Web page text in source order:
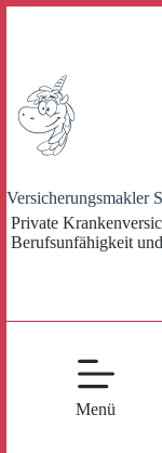
Versicherungsmakler
Private
Berufsunfähigkeit
Menü